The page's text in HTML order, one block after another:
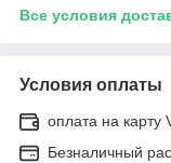
Все условия
Условия оплаты
оплата на карту
Безналичный